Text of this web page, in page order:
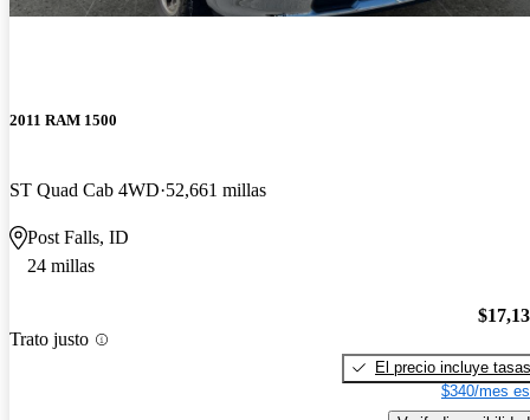
2011 RAM 1500
ST Quad Cab 4WD 52,661 millas
Post Falls, ID
24 millas
Trato justo
El precio incluye tasas
$340/mes